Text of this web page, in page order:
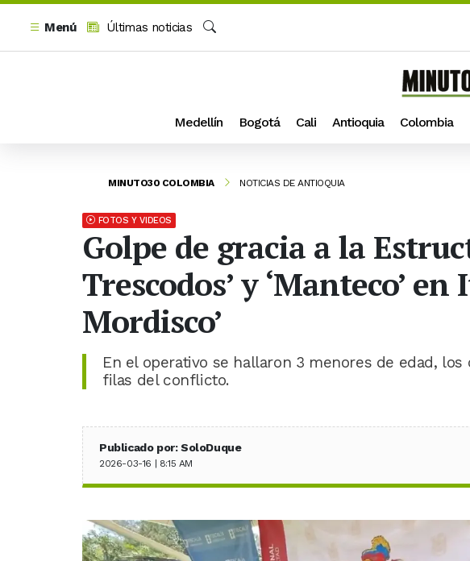
Menú
Últimas noticias
Medellín Bogotá Cali Antioquia Colombia
MINUTO30 COLOMBIA NOTICIAS DE ANTIOQUIA
FOTOS Y VIDEOS
Golpe de gracia a la
Trescodos’ y ‘Manteco’
Mordisco’
En el operativo se hallaron 3 menores de edad,
filas del conflicto.
Publicado por: SoloDuque
2026-03-16 | 8:15 AM